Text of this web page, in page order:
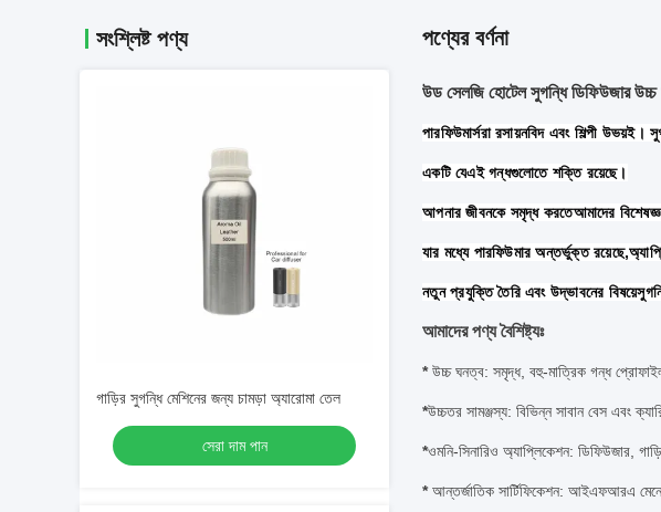
সংশ্লিষ্ট পণ্য
গাড়ির সুগন্ধি মেশিনের জন্য চামড়া অ্যারোমা তেল
সেরা দাম পান
পণ্যের বর্ণনা
উড সেলজি হোটেল সুগন্ধি ডিফিউজার
পারফিউমার্সরা রসায়নবিদ এবং শিল্পী উভয়ই।
একটি যেএই গন্ধগুলোতে শক্তি রয়েছে।
আপনার জীবনকে সমৃদ্ধ করতেআমাদের
যার মধ্যে পারফিউমার অন্তর্ভুক্ত রয়েছে,
নতুন প্রযুক্তি তৈরি এবং উদ্ভাবনের বিষয়ে
আমাদের পণ্য বৈশিষ্ট্যঃ
* উচ্চ ঘনত্ব: সমৃদ্ধ, বহু-মাত্রিক গন্ধ
*উচ্চতর সামঞ্জস্য: বিভিন্ন সাবান বেস এবং
*ওমনি-সিনারিও অ্যাপ্লিকেশন: ডিফিউজার,
* আন্তর্জাতিক সার্টিফিকেশন: আইএফআরএ মেনে